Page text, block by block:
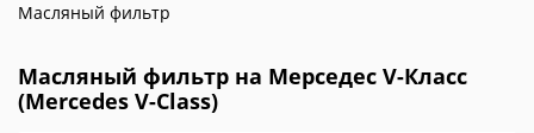
Масляный фильтр
Масляный фильтр на Мерседес V-Класс
(Mercedes V-Class)